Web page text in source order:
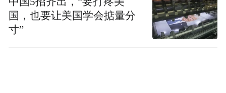
国，也要让美国学会掂量分
寸”